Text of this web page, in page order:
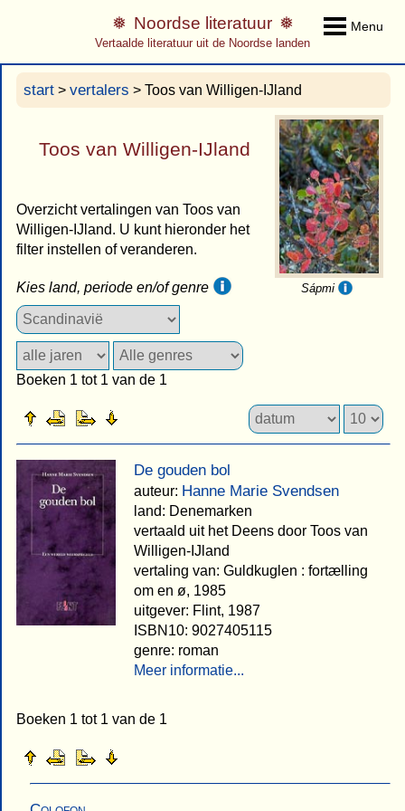
Menu
Noordse literatuur
Vertaalde literatuur uit de Noordse landen
start > vertalers > Toos van Willigen-IJland
Sápmi
Toos van Willigen-IJland
Overzicht vertalingen van Toos van
Willigen-IJland. U kunt hieronder het
filter instellen of veranderen.
Kies land, periode en/of genre
Boeken 1 tot 1 van de 1
De gouden bol
auteur: Hanne Marie Svendsen
land: Denemarken
vertaald uit het Deens door Toos van
Willigen-IJland
vertaling van: Guldkuglen : fortælling
om en ø, 1985
uitgever: Flint, 1987
ISBN10: 9027405115
genre: roman
Meer informatie...
Boeken 1 tot 1 van de 1